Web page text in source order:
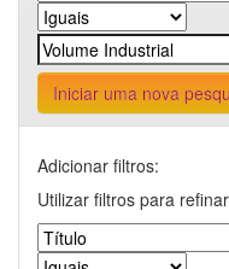
Iniciar uma nova
Adicionar filtros:
Utilizar filtros para